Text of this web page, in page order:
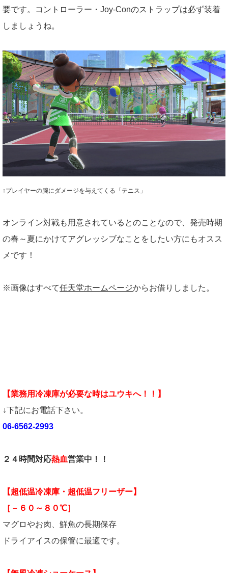
要です。コントローラー・Joy-Conのストラップは必ず装着
しましょうね。
↑プレイヤーの腕にダメージを与えてくる「テニス」
オンライン対戦も用意されているとのことなので、発売時期
の春～夏にかけてアグレッシブなことをしたい方にもオスス
メです！
※画像はすべて任天堂ホームページからお借りしました。
【業務用冷凍庫が必要な時はユウキへ！！】
↓下記にお電話下さい。
06-6562-2993
２４時間対応熱血営業中！！
【超低温冷凍庫・超低温フリーザー】
［－６０～８０℃］
マグロやお肉、鮮魚の長期保存
ドライアイスの保管に最適です。